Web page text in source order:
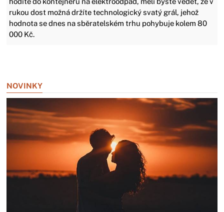
rukou dost možná držíte technologický svatý grál, jehož
hodnota se dnes na sběratelském trhu pohybuje kolem 80
000 Kč.
NOVINKY